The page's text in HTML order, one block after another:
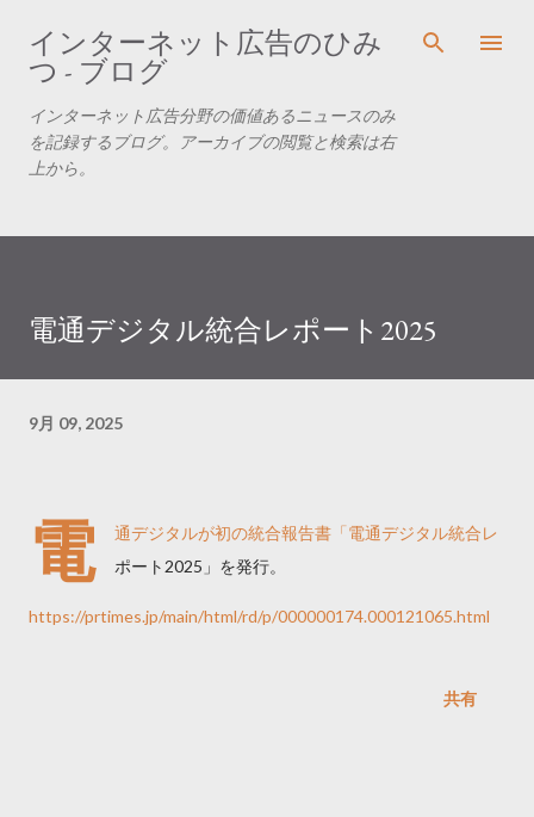
スキップしてメイン コンテンツに移動
インターネット広告のひみ
つ - ブログ
インターネット広告分野の価値あるニュースのみ
を記録するブログ。アーカイブの閲覧と検索は右
上から。
電通デジタル統合レポート2025
9月 09, 2025
電
通デジタルが初の統合報告書「電通デジタル統合レ
ポート2025」を発行。
https://prtimes.jp/main/html/rd/p/000000174.000121065.html
共有